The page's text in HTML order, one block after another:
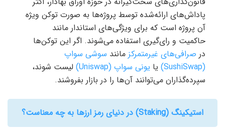
پاداش‌های ارائه‌شده توسط پروژه‌ها به صورت توکن ویژه
آن پروژه است که برای ویژگی‌های استاندار مانند
حاکمیت و رای‌گیری استفاده می‌شوند. اگر این توکن‌ها
در صرافی‌های غیرمتمرکز مانند سوشی ‌سواپ
(SushiSwap)
یا یونی سواپ (Uniswap)
لیست شوند،
سپرده‌گذاران می‌توانند آن‌ها را در بازار بفروشند.
استیکینگ (Staking) در دنیای رمز ارزها به چه معناست؟